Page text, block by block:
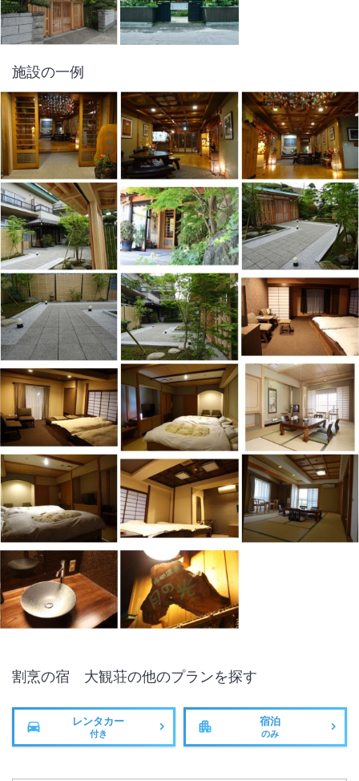
施設の一例
割烹の宿 大観荘の他のプランを探す
レンタカー
付き
宿泊
のみ